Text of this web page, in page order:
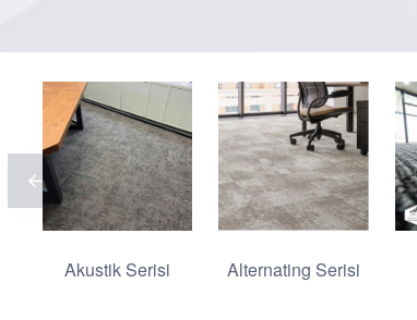
Akustik Serisi Alternating Serisi